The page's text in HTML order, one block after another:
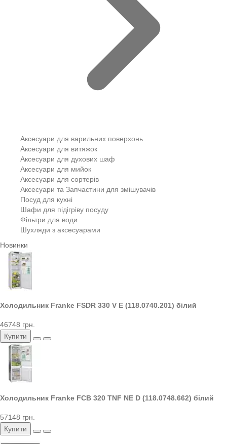
Аксесуари для варильних поверхонь
Аксесуари для витяжок
Аксесуари для духових шаф
Аксесуари для мийок
Аксесуари для сортерів
Аксесуари та Запчастини для змішувачів
Посуд для кухні
Шафи для підігріву посуду
Фільтри для води
Шухляди з аксесуарами
Новинки
Холодильник Franke FSDR 330 V E (118.0740.201) білий
46748 грн.
Купити
Холодильник Franke FCB 320 TNF NE D (118.0748.662) білий
57148 грн.
Купити